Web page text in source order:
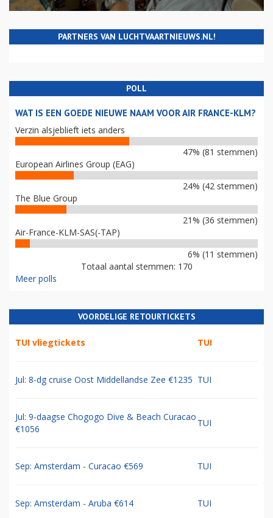
PARTNERS VAN LUCHTVAARTNIEUWS.NL!
POLL
WAT IS EEN GOEDE NIEUWE NAAM VOOR AIR FRANCE-KLM?
Verzin alsjeblieft iets anders
47% (81 stemmen)
European Airlines Group (EAG)
24% (42 stemmen)
The Blue Group
21% (36 stemmen)
Air-France-KLM-SAS(-TAP)
6% (11 stemmen)
Totaal aantal stemmen: 170
Meer polls
VOORDELIGE RETOURTICKETS
TUI vliegtickets TUI
Jul: 8-dg cruise Oost Middellandse Zee €1235 TUI
Jul: 9-daagse Chogogo Dive & Beach Curacao
€1056
TUI
Sep: Amsterdam - Curacao €569 TUI
Sep: Amsterdam - Aruba €614 TUI